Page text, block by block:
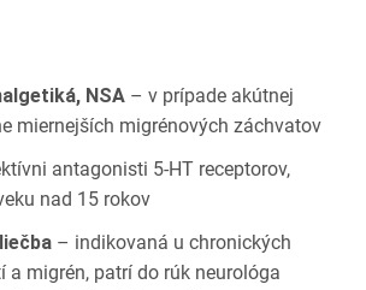
NSA – v prípade akútnej
miernejších migrénových záchvatov
antagonisti 5-HT receptorov,
nad 15 rokov
– indikovaná u chronických
a migrén, patrí do rúk neurológa